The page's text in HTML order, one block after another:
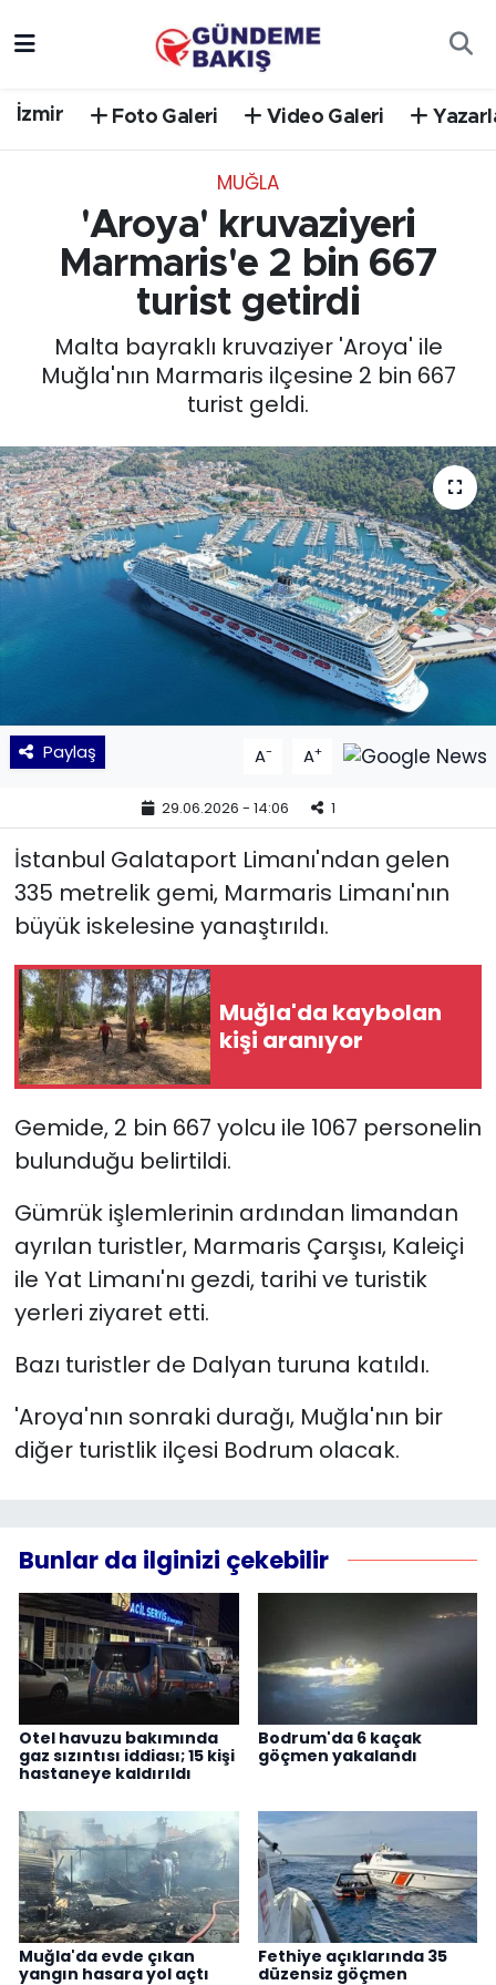
İzmir Foto Galeri Video Galeri
MUĞLA
'Aroya' kruvaziyeri
Marmaris'e 2 bin 667
turist getirdi
Malta bayraklı kruvaziyer 'Aroya' ile
Muğla'nın Marmaris ilçesine 2 bin 667
turist geldi.
Paylaş A- A+
29.06.2026 - 14:06 1
İstanbul Galataport Limanı'ndan gelen
335 metrelik gemi, Marmaris Limanı'nın
büyük iskelesine yanaştırıldı.
Muğla'da kaybolan
kişi aranıyor
Gemide, 2 bin 667 yolcu ile 1067 personelin
bulunduğu belirtildi.
Gümrük işlemlerinin ardından limandan
ayrılan turistler, Marmaris Çarşısı, Kaleiçi
ile Yat Limanı'nı gezdi, tarihi ve turistik
yerleri ziyaret etti.
Bazı turistler de Dalyan turuna katıldı.
'Aroya'nın sonraki durağı, Muğla'nın bir
diğer turistlik ilçesi Bodrum olacak.
Bunlar da ilginizi çekebilir
Otel havuzu bakımında
gaz sızıntısı iddiası; 15 kişi
hastaneye kaldırıldı
Bodrum'da 6 kaçak
göçmen yakalandı
Muğla'da evde çıkan
yangın hasara yol açtı
Fethiye açıklarında 35
düzensiz göçmen
EGE
EKONOMİ
GÜNCEL
KÜLTÜR SANAT
MAGAZİN
Siyaset
TEKNOLOJİ
Yaşam
YEREL POLİTİKA
YEREL YÖNETİMLER
Süper Lig Puan Durumu ve Fikstür
Tüm Manşetler
Son Dakika Haberleri